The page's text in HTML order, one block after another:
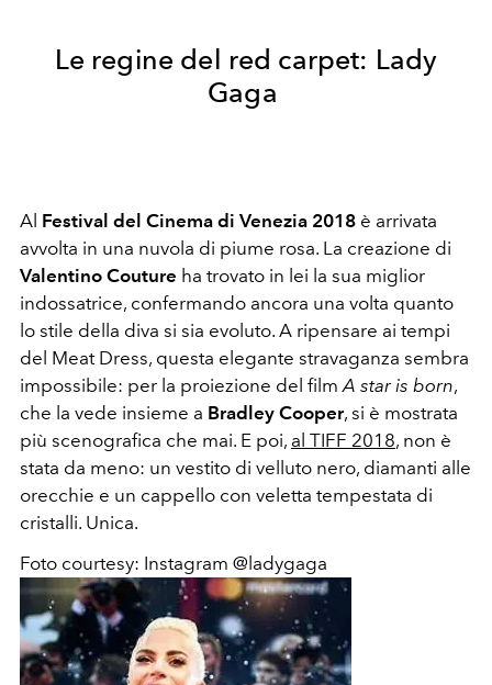
Le regine del red carpet: Lady
Gaga
Al Festival del Cinema di Venezia 2018 è arrivata
avvolta in una nuvola di piume rosa. La creazione di
Valentino Couture ha trovato in lei la sua miglior
indossatrice, confermando ancora una volta quanto
lo stile della diva si sia evoluto. A ripensare ai tempi
del Meat Dress, questa elegante stravaganza sembra
impossibile: per la proiezione del film A star is born,
che la vede insieme a Bradley Cooper, si è mostrata
più scenografica che mai. E poi, al TIFF 2018, non è
stata da meno: un vestito di velluto nero, diamanti alle
orecchie e un cappello con veletta tempestata di
cristalli. Unica.
Foto courtesy: Instagram @ladygaga